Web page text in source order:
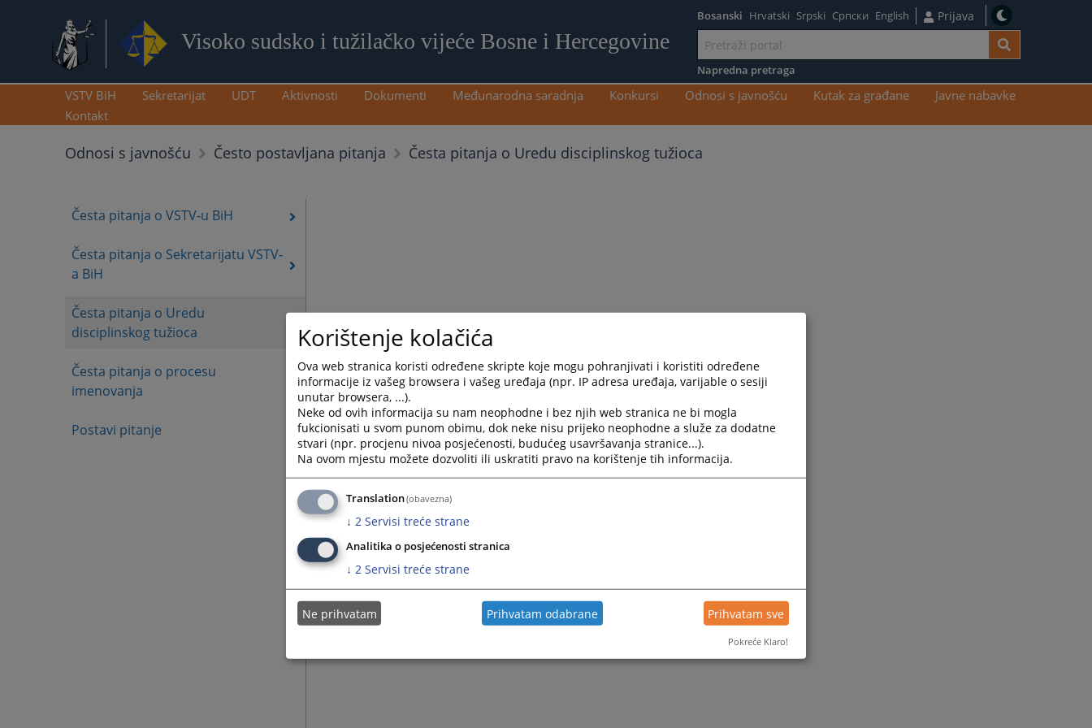
Visoko sudsko i tužilačko vijeće Bosne i Hercegovine
sadržaj
Bosanski Hrvatski Srpski Српски English Prijava
Napredna pretraga
VSTV BiH Sekretarijat UDT Aktivnosti Dokumenti Međunarodna saradnja Konkursi Odnosi s javnošću Kutak za građane
Javne nabavke
Kontakt
Odnosi s javnošću Često postavljana pitanja Česta pitanja o Uredu disciplinskog tužioca
Česta pitanja o VSTV-u BiH
Česta pitanja o Sekretarijatu VSTV-
a BiH
Česta pitanja o Uredu
disciplinskog tužioca
Česta pitanja o procesu
imenovanja
Postavi pitanje
Korištenje kolačića
Ova web stranica koristi određene skripte koje mogu pohranjivati i koristiti određene
informacije iz vašeg browsera i vašeg uređaja (npr. IP adresa uređaja, varijable o sesiji
unutar browsera, ...).
Neke od ovih informacija su nam neophodne i bez njih web stranica ne bi mogla
fukcionisati u svom punom obimu, dok neke nisu prijeko neophodne a služe za dodatne
stvari (npr. procjenu nivoa posjećenosti, budućeg usavršavanja stranice...).
Na ovom mjestu možete dozvoliti ili uskratiti pravo na korištenje tih informacija.
Translation(obavezna)
↓ 2 Servisi treće strane
Analitika o posjećenosti stranica
↓ 2 Servisi treće strane
Ne prihvatam Prihvatam odabrane Prihvatam sve
Pokreće Klaro!